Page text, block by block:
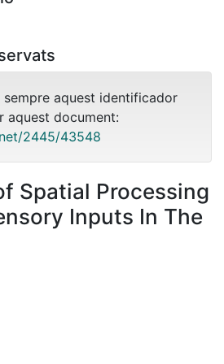
aquest identificador
aquest document:
2445/43548
Spatial Processing
Inputs In The